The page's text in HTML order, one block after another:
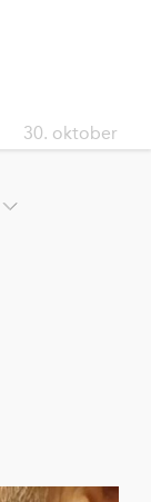
30. oktober